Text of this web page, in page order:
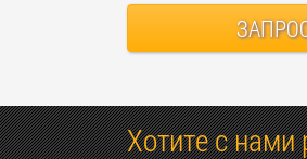
Хотите с нами